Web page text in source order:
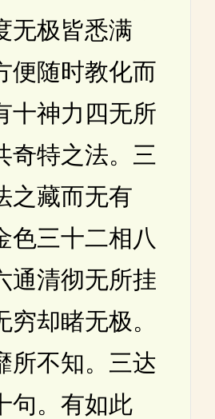
无极皆悉满
便随时教化而
十神力四无所
奇特之法。三
之藏而无有
色三十二相八
通清彻无所挂
却睹无极。
所不知。三达
句。有如此